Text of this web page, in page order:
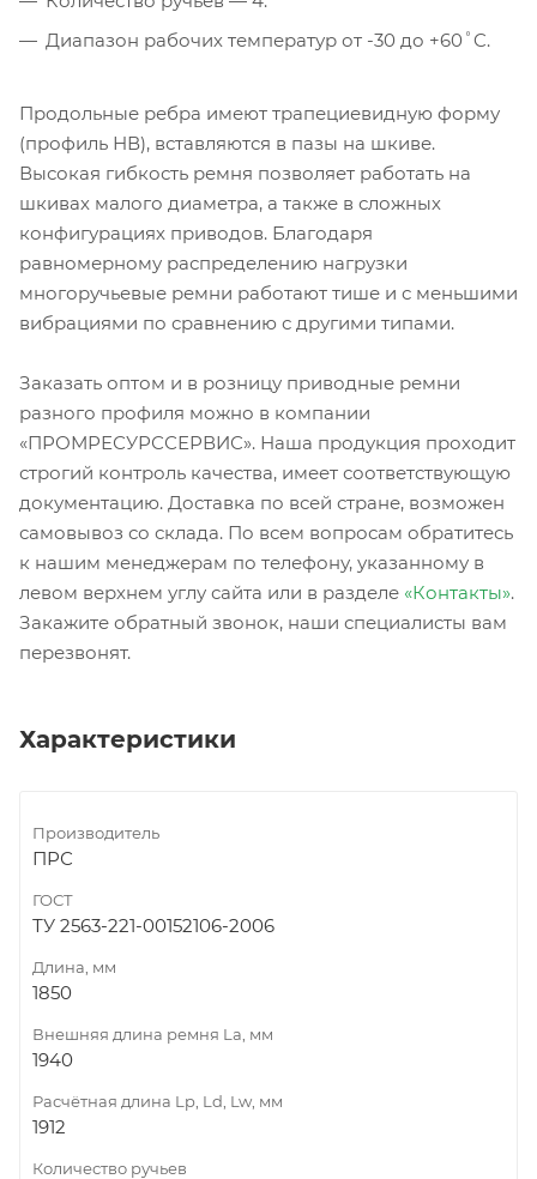
Диапазон рабочих температур от -30 до +60˚C.
Продольные ребра имеют трапециевидную форму
(профиль НВ), вставляются в пазы на шкиве.
Высокая гибкость ремня позволяет работать на
шкивах малого диаметра, а также в сложных
конфигурациях приводов. Благодаря
равномерному распределению нагрузки
многоручьевые ремни работают тише и с меньшими
вибрациями по сравнению с другими типами.
Заказать оптом и в розницу приводные ремни
разного профиля можно в компании
«ПРОМРЕСУРССЕРВИС». Наша продукция проходит
строгий контроль качества, имеет соответствующую
документацию. Доставка по всей стране, возможен
самовывоз со склада. По всем вопросам обратитесь
к нашим менеджерам по телефону, указанному в
левом верхнем углу сайта или в разделе «Контакты».
Закажите обратный звонок, наши специалисты вам
перезвонят.
Характеристики
Производитель
ПРС
ГОСТ
ТУ 2563-221-00152106-2006
Длина, мм
1850
Внешняя длина ремня La, мм
1940
Расчётная длина Lp, Ld, Lw, мм
1912
Количество ручьев